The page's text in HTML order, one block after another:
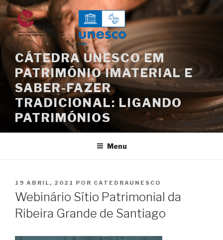
Saltar
para
conteúdo
CÁTEDRA UNESCO EM
PATRIMÓNIO IMATERIAL E
SABER-FAZER
TRADICIONAL: LIGANDO
PATRIMÓNIOS
Menu
PUBLICADO
EM
19 ABRIL, 2021 POR CATEDRAUNESCO
Webinário Sítio Patrimonial da
Ribeira Grande de Santiago